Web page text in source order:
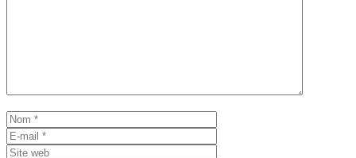
Nom
mail
web